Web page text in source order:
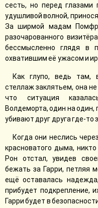
сесть, но перед глазами
удушливой волной,
За ширмой мадам
разочарованного
бессмысленно глядя в
охватившим её ужасом и
Как глупо, ведь там,
стеллаж заклятьем, она
что ситуация
Волдеморта, один на
убивают друг друга где-то
Когда они неслись
красноватого дыма,
Рон отстал, увидев
бежать за Гарри, петляя
ещё оставалась
прибудет подкрепление,
Гарри будет в